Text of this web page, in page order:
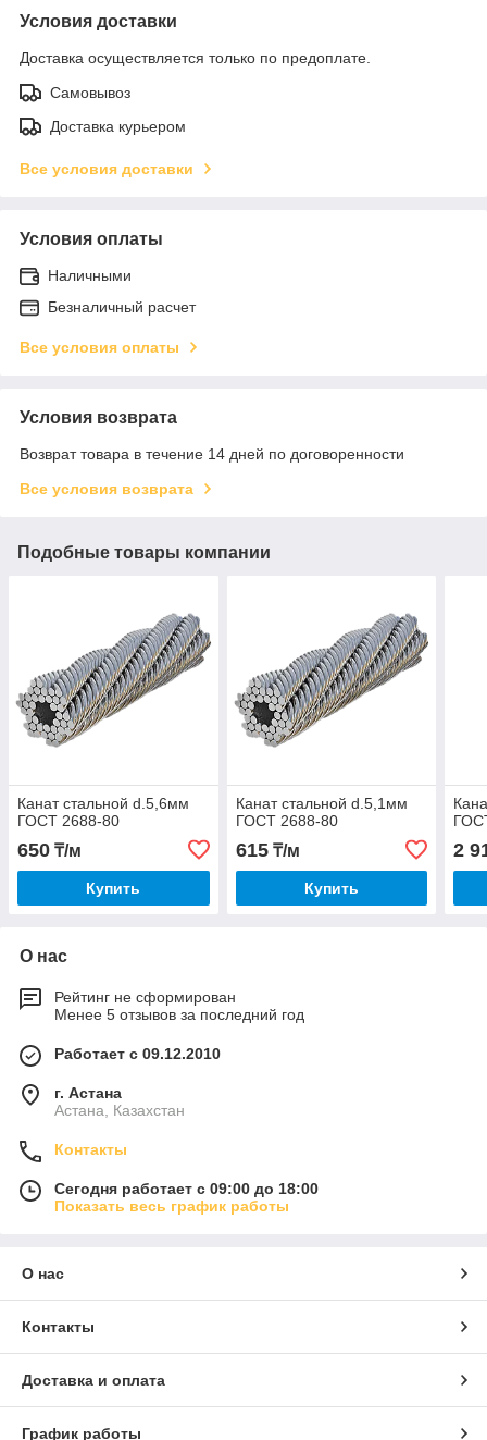
Условия доставки
Доставка осуществляется только по предоплате.
Самовывоз
Доставка курьером
Все условия доставки
Условия оплаты
Наличными
Безналичный расчет
Все условия оплаты
Условия возврата
Возврат товара в течение 14 дней по договоренности
Все условия возврата
Подобные товары компании
Канат стальной d.5,6мм
ГОСТ 2688-80
650 ₸/м
Купить
Канат стальной d.5,1мм
ГОСТ 2688-80
615₸/м
Купить
2
О нас
Рейтинг не сформирован
Менее 5 отзывов за последний год
Работает с 09.12.2010
г. Астана
Астана, Казахстан
Контакты
Сегодня работает с 09:00 до 18:00
Показать весь график работы
О нас
Контакты
Доставка и оплата
График работы